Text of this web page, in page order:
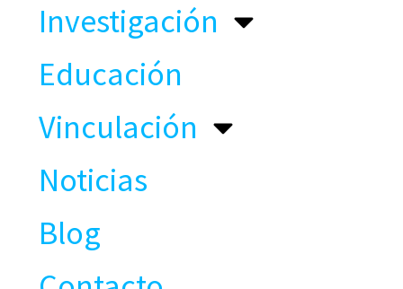
Investigación
Educación
Vinculación
Noticias
Blog